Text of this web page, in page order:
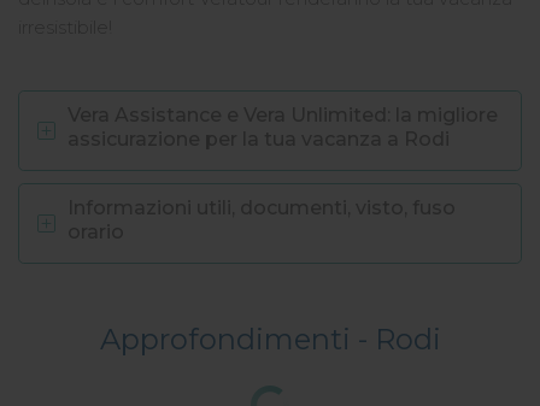
Approfondimenti - Rodi